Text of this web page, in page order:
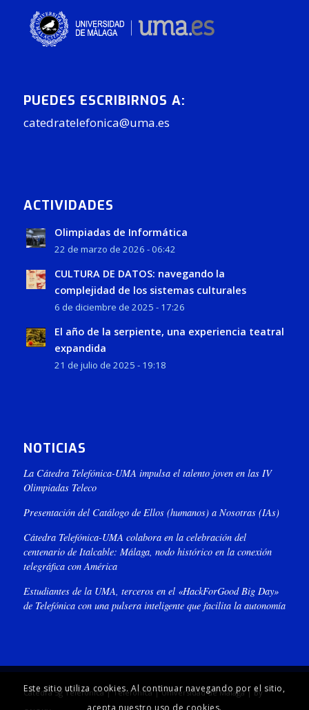
PUEDES ESCRIBIRNOS A:
catedratelefonica@uma.es
ACTIVIDADES
Olimpiadas de Informática
22 de marzo de 2026 - 06:42
CULTURA DE DATOS: navegando la
complejidad de los sistemas culturales
6 de diciembre de 2025 - 17:26
El año de la serpiente, una experiencia teatral
expandida
21 de julio de 2025 - 19:18
NOTICIAS
La Cátedra Telefónica-UMA impulsa el talento joven en las IV
Olimpiadas Teleco
Presentación del Catálogo de Ellos (humanos) a Nosotras (IAs)
Cátedra Telefónica-UMA colabora en la celebración del
centenario de Italcable: Málaga, nodo histórico en la conexión
telegráfica con América
Estudiantes de la UMA, terceros en el «HackForGood Big Day»
de Telefónica con una pulsera inteligente que facilita la autonomía
Cátedra 5g Telefónica | Telefónica | Universidad de Málaga | By
Este sitio utiliza cookies. Al continuar navegando por el sitio,
acepta nuestro uso de cookies.